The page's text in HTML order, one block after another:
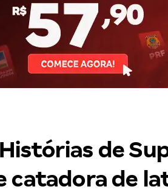
Histórias de
catadora de